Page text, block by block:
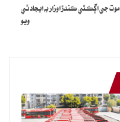
موت جي اڳڪٿي ڪندڙ اوزار به ايجاد ٿي
ويو